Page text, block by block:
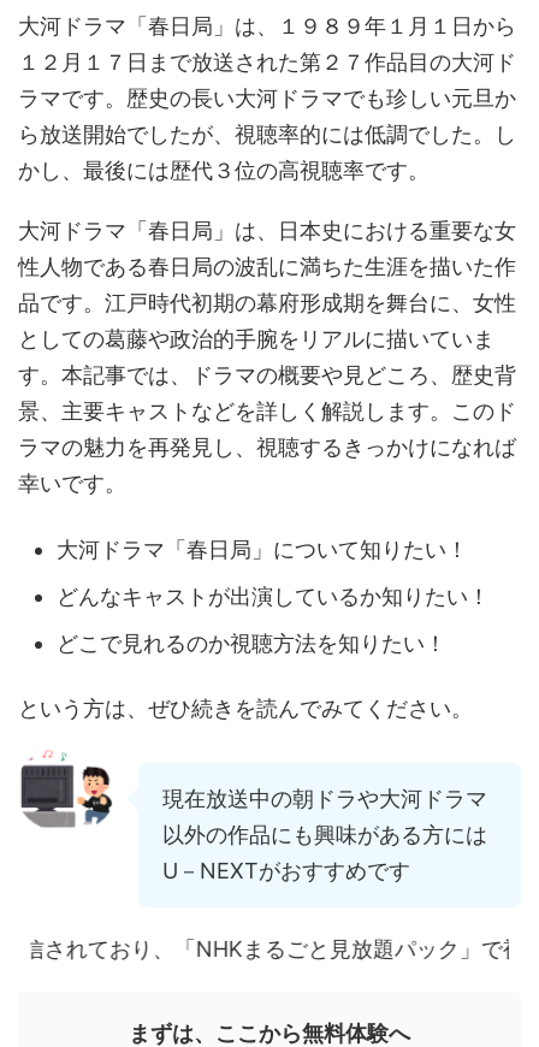
大河ドラマ「春日局」は、１９８９年１月１日から
１２月１７日まで放送された第２７作品目の大河ド
ラマです。歴史の長い大河ドラマでも珍しい元旦か
ら放送開始でしたが、視聴率的には低調でした。し
かし、最後には歴代３位の高視聴率です。
大河ドラマ「春日局」は、日本史における重要な女
性人物である春日局の波乱に満ちた生涯を描いた作
品です。江戸時代初期の幕府形成期を舞台に、女性
としての葛藤や政治的手腕をリアルに描いていま
す。本記事では、ドラマの概要や見どころ、歴史背
景、主要キャストなどを詳しく解説します。このド
ラマの魅力を再発見し、視聴するきっかけになれば
幸いです。
大河ドラマ「春日局」について知りたい！
どんなキャストが出演しているか知りたい！
どこで見れるのか視聴方法を知りたい！
という方は、ぜひ続きを読んでみてください。
現在放送中の朝ドラや大河ドラマ
以外の作品にも興味がある方には
U－NEXTがおすすめです
、「NHKまるごと見放題パック」で視聴できます。
まずは、ここから無料体験へ